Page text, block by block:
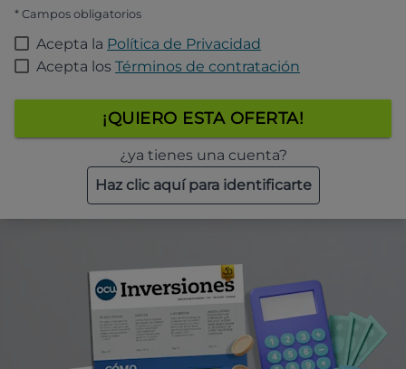
* Campos obligatorios
Acepta la Política de Privacidad
Acepta los Términos de contratación
¡QUIERO ESTA OFERTA!
¿ya tienes una cuenta?
Haz clic aquí para identificarte